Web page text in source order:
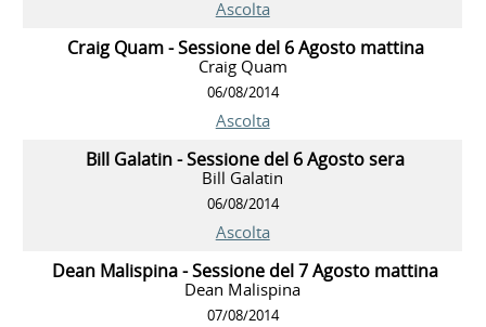
Ascolta
Craig Quam - Sessione del 6 Agosto mattina
Craig Quam
06/08/2014
Ascolta
Bill Galatin - Sessione del 6 Agosto sera
Bill Galatin
06/08/2014
Ascolta
Dean Malispina - Sessione del 7 Agosto mattina
Dean Malispina
07/08/2014